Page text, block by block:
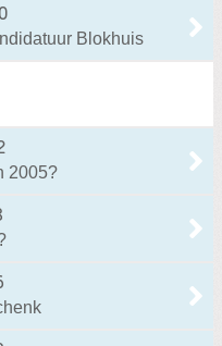
Blokhuis
2005?